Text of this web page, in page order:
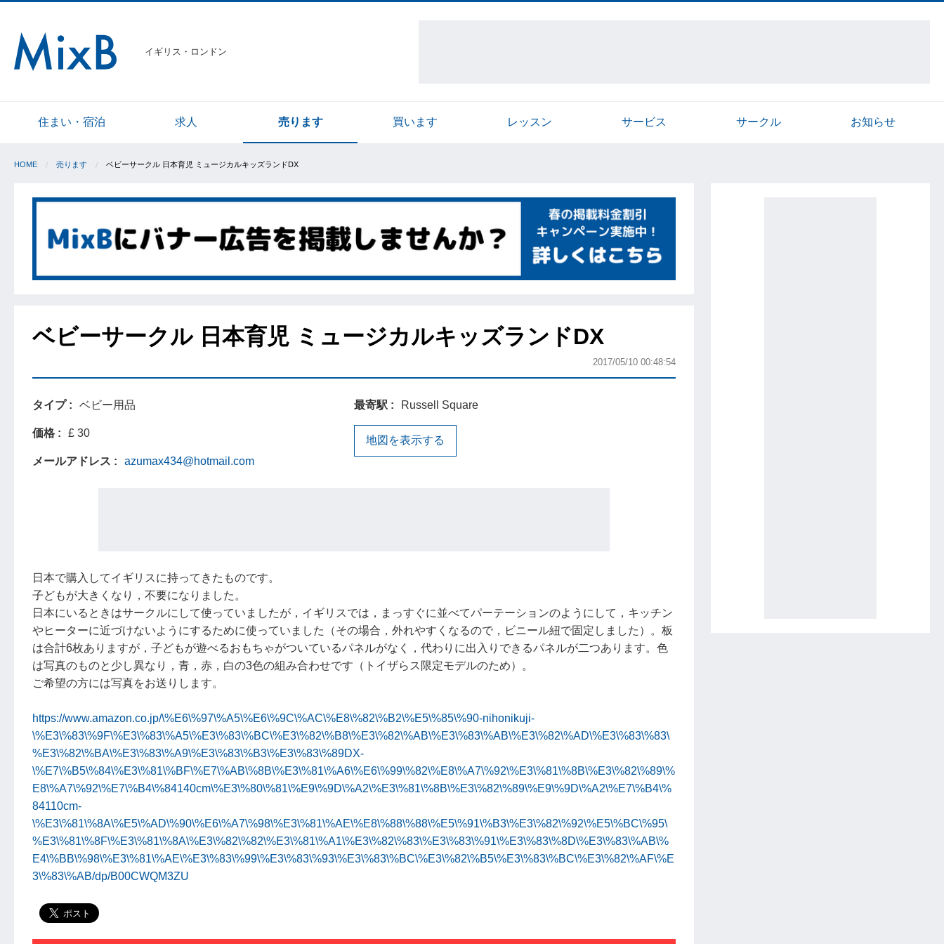
イギリス・ロンドン
住まい・宿泊 求人 売ります 買います レッスン サービス サークル お知らせ
HOME 売ります ベビーサークル 日本育児 ミュージカルキッズランドDX
ベビーサークル 日本育児 ミュージカルキッズランドDX
2017/05/10 00:48:54
タイプ ベビー用品
価格 £ 30
メールアドレス azumax434@hotmail.com
最寄駅 Russell Square
地図を表示する
日本で購入してイギリスに持ってきたものです。
子どもが大きくなり，不要になりました。
日本にいるときはサークルにして使っていましたが，イギリスでは，まっすぐに並べてパーテーションのようにして，キッチン
やヒーターに近づけないようにするために使っていました（その場合，外れやすくなるので，ビニール紐で固定しました）。板
は合計6枚ありますが，子どもが遊べるおもちゃがついているパネルがなく，代わりに出入りできるパネルが二つあります。色
は写真のものと少し異なり，青，赤，白の3色の組み合わせです（トイザらス限定モデルのため）。
ご希望の方には写真をお送りします。
https://www.amazon.co.jp/\%E6\%97\%A5\%E6\%9C\%AC\%E8\%82\%B2\%E5\%85\%90-nihonikuji-
\%E3\%83\%9F\%E3\%83\%A5\%E3\%83\%BC\%E3\%82\%B8\%E3\%82\%AB\%E3\%83\%AB\%E3\%82\%AD\%E3\%83\%83\
%E3\%82\%BA\%E3\%83\%A9\%E3\%83\%B3\%E3\%83\%89DX-
\%E7\%B5\%84\%E3\%81\%BF\%E7\%AB\%8B\%E3\%81\%A6\%E6\%99\%82\%E8\%A7\%92\%E3\%81\%8B\%E3\%82\%89\%
E8\%A7\%92\%E7\%B4\%84140cm\%E3\%80\%81\%E9\%9D\%A2\%E3\%81\%8B\%E3\%82\%89\%E9\%9D\%A2\%E7\%B4\%
84110cm-
\%E3\%81\%8A\%E5\%AD\%90\%E6\%A7\%98\%E3\%81\%AE\%E8\%88\%88\%E5\%91\%B3\%E3\%82\%92\%E5\%BC\%95\
%E3\%81\%8F\%E3\%81\%8A\%E3\%82\%82\%E3\%81\%A1\%E3\%82\%83\%E3\%83\%91\%E3\%83\%8D\%E3\%83\%AB\%
E4\%BB\%98\%E3\%81\%AE\%E3\%83\%99\%E3\%83\%93\%E3\%83\%BC\%E3\%82\%B5\%E3\%83\%BC\%E3\%82\%AF\%E
3\%83\%AB/dp/B00CWQM3ZU